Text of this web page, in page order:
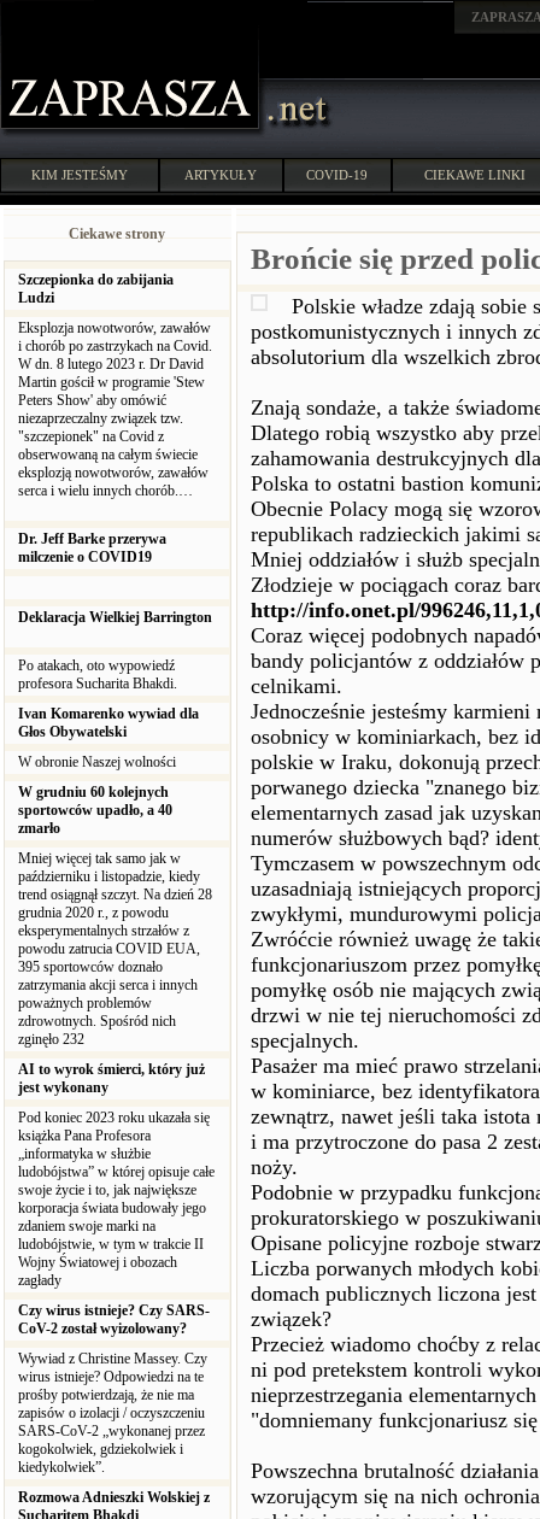
KIM JESTEŚMY ARTYKUŁY COVID-19 CIEKAWE LINKI
Ciekawe strony
Szczepionka do zabijania
Ludzi
Eksplozja nowotworów, zawałów
i chorób po zastrzykach na Covid.
W dn. 8 lutego 2023 r. Dr David
Martin gościł w programie 'Stew
Peters Show' aby omówić
niezaprzeczalny związek tzw.
"szczepionek" na Covid z
obserwowaną na całym świecie
eksplozją nowotworów, zawałów
serca i wielu innych chorób.…
Dr. Jeff Barke przerywa
milczenie o COVID19
Deklaracja Wielkiej Barrington
Po atakach, oto wypowiedź
profesora Sucharita Bhakdi.
Ivan Komarenko wywiad dla
Głos Obywatelski
W obronie Naszej wolności
W grudniu 60 kolejnych
sportowców upadło, a 40
zmarło
Mniej więcej tak samo jak w
październiku i listopadzie, kiedy
trend osiągnął szczyt. Na dzień 28
grudnia 2020 r., z powodu
eksperymentalnych strzałów z
powodu zatrucia COVID EUA,
395 sportowców doznało
zatrzymania akcji serca i innych
poważnych problemów
zdrowotnych. Spośród nich
zginęło 232
AI to wyrok śmierci, który już
jest wykonany
Pod koniec 2023 roku ukazała się
książka Pana Profesora
„informatyka w służbie
ludobójstwa” w której opisuje całe
swoje życie i to, jak największe
korporacja świata budowały jego
zdaniem swoje marki na
ludobójstwie, w tym w trakcie II
Wojny Światowej i obozach
zagłady
Czy wirus istnieje? Czy SARS-
CoV-2 został wyizolowany?
Wywiad z Christine Massey. Czy
wirus istnieje? Odpowiedzi na te
prośby potwierdzają, że nie ma
zapisów o izolacji / oczyszczeniu
SARS-CoV-2 „wykonanej przez
kogokolwiek, gdziekolwiek i
kiedykolwiek”.
Rozmowa Adnieszki Wolskiej z
Sucharitem Bhakdi
Brońcie się przed
Polskie władze zdają sobie
postkomunistycznych i innych
absolutorium dla wszelkich
Znają sondaże, a także
Dlatego robią wszystko aby
zahamowania destrukcyjnych
Polska to ostatni bastion
Obecnie Polacy mogą się
republikach radzieckich jakimi
Mniej oddziałów i służb
Złodzieje w pociągach coraz
http://info.onet.pl/
Coraz więcej podobnych
bandy policjantów z oddziałów
celnikami.
Jednocześnie jesteśmy
osobnicy w kominiarkach, bez
polskie w Iraku, dokonują
porwanego dziecka "znanego
elementarnych zasad jak
numerów służbowych bąd?
Tymczasem w powszechnym
uzasadniają istniejących
zwykłymi, mundurowymi
Zwróćcie również uwagę że
funkcjonariuszom przez
pomyłkę osób nie mających
drzwi w nie tej nieruchomości
specjalnych.
Pasażer ma mieć prawo
w kominiarce, bez
zewnątrz, nawet jeśli taka
i ma przytroczone do pasa 2
noży.
Podobnie w przypadku
prokuratorskiego w
Opisane policyjne rozboje
Liczba porwanych młodych
domach publicznych liczona
związek?
Przecież wiadomo choćby z
ni pod pretekstem kontroli
nieprzestrzegania
"domniemany funkcjonariusz
Powszechna brutalność
wzorującym się na nich